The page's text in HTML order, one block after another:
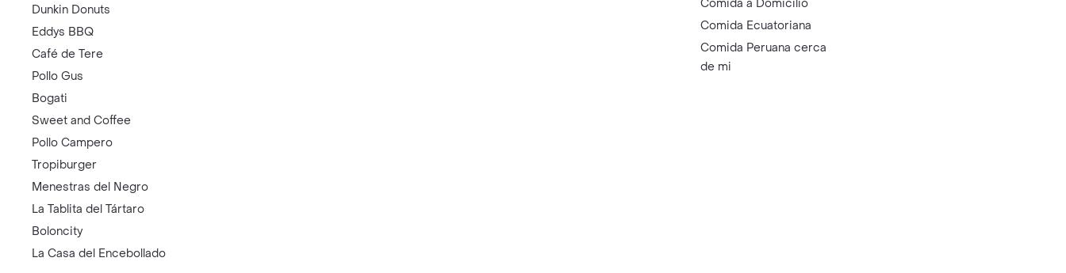
Dunkin Donuts
Eddys BBQ
Café de Tere
Pollo Gus
Bogati
Sweet and Coffee
Pollo Campero
Tropiburger
Menestras del Negro
La Tablita del Tártaro
Boloncity
La Casa del Encebollado
Comida a Domicilio
Comida Ecuatoriana
Comida Peruana cerca
de mi